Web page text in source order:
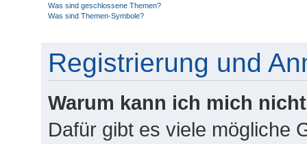
Was sind geschlossene Themen?
Was sind Themen-Symbole?
Registrierung und
Warum kann ich mich
Dafür gibt es viele mögliche